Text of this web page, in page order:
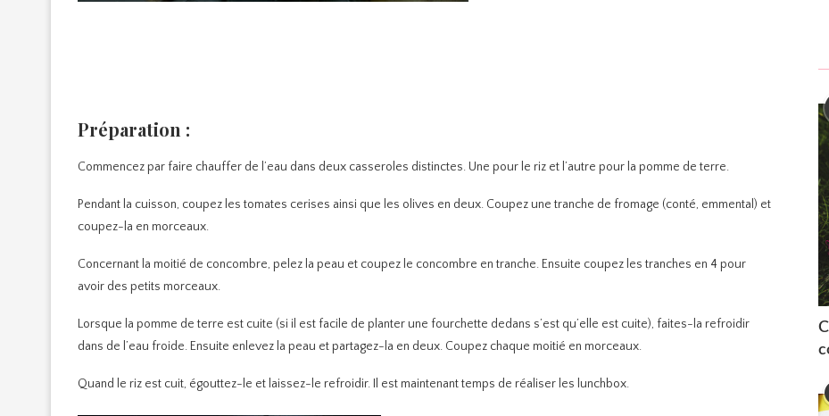
Préparation :
Commencez par faire chauffer de l’eau dans deux casseroles distinctes. Une pour le riz et l’autre pour la pomme de terre.
Pendant la cuisson, coupez les tomates cerises ainsi que les olives en deux. Coupez une tranche de fromage (conté, emmental) et
coupez-la en morceaux.
Concernant la moitié de concombre, pelez la peau et coupez le concombre en tranche. Ensuite coupez les tranches en 4 pour
avoir des petits morceaux.
Lorsque la pomme de terre est cuite (si il est facile de planter une fourchette dedans s’est qu’elle est cuite), faites-la refroidir
dans de l’eau froide. Ensuite enlevez la peau et partagez-la en deux. Coupez chaque moitié en morceaux.
Quand le riz est cuit, égouttez-le et laissez-le refroidir. Il est maintenant temps de réaliser les lunchbox.